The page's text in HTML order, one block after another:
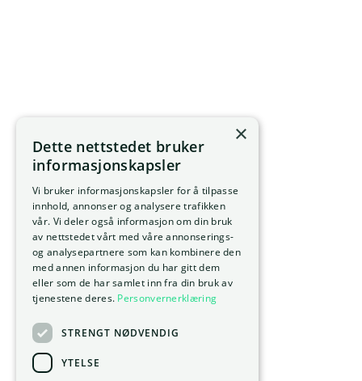
×
Dette nettstedet bruker
informasjonskapsler
Vi bruker informasjonskapsler for å tilpasse
innhold, annonser og analysere trafikken
vår. Vi deler også informasjon om din bruk
av nettstedet vårt med våre annonserings-
og analysepartnere som kan kombinere den
med annen informasjon du har gitt dem
eller som de har samlet inn fra din bruk av
tjenestene deres. Personvernerklæring
STRENGT NØDVENDIG
YTELSE